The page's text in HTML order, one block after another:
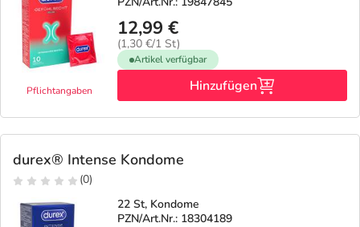
Pflichtangaben
12,99 €
(1,30 €/1 St)
Artikel verfügbar
Hinzufügen
durex® Intense Kondome
(0)
22 St, Kondome
PZN/Art.Nr.: 18304189